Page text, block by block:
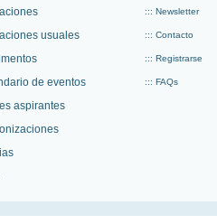
::: Newsletter
usuales ::: Contacto
::: Registrarse
de eventos ::: FAQs
aspirantes